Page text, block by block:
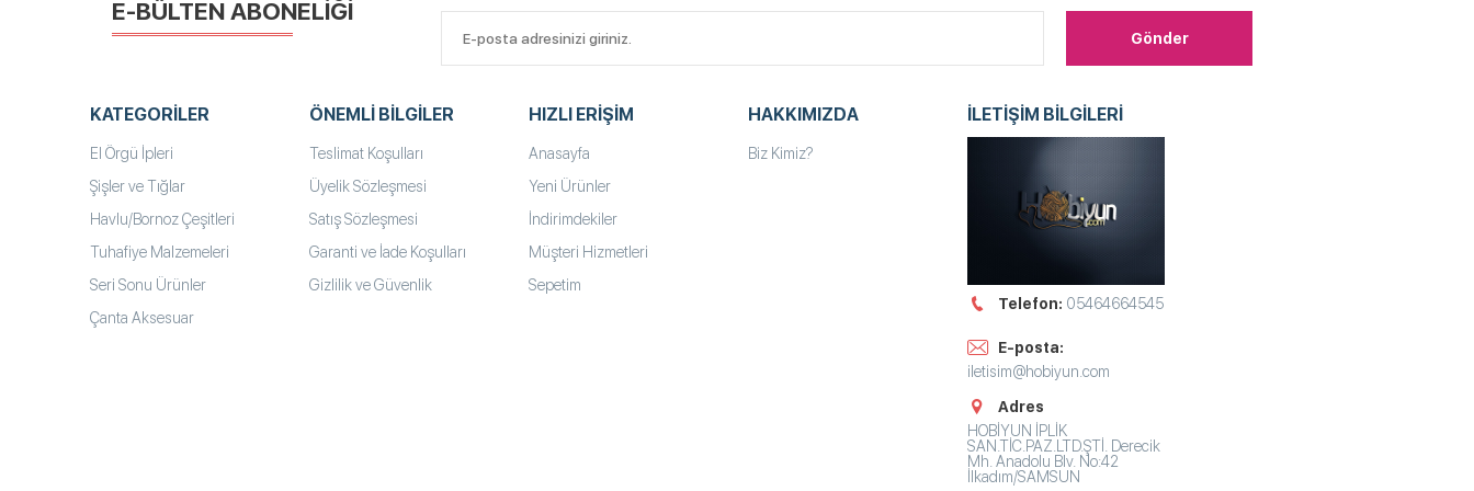
E-BÜLTEN ABONELİĞİ
KATEGORILER
El Örgü İpleri
Şişler ve Tığlar
Havlu/Bornoz Çeşitleri
Tuhafiye Malzemeleri
Seri Sonu Ürünler
Çanta Aksesuar
ÖNEMLI BILGILER
Teslimat Koşulları
Üyelik Sözleşmesi
Satış Sözleşmesi
Garanti ve İade Koşulları
Gizlilik ve Güvenlik
HIZLI ERIŞIM
Anasayfa
Yeni Ürünler
İndirimdekiler
Müşteri Hizmetleri
Sepetim
HAKKIMIZDA
Biz Kimiz?
İLETİŞİM BİLGİLERİ
Telefon: 05464664545
E-posta:
iletisim@hobiyun.com
Adres
HOBİYUN İPLİK
SAN.TİC.PAZ.LTD.ŞTİ. Derecik
Mh. Anadolu Blv. No:42
İlkadım/SAMSUN